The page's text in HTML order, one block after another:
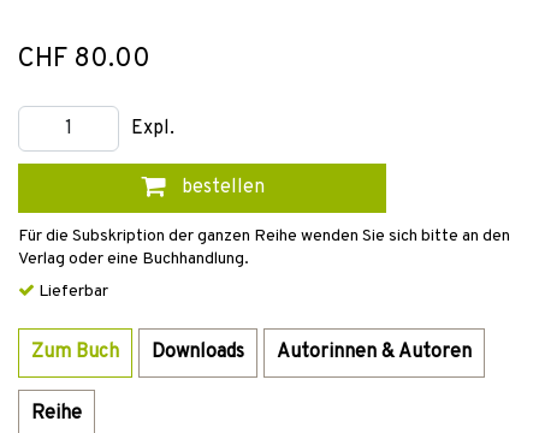
CHF 80.00
Expl.
bestellen
Für die Subskription der ganzen Reihe wenden Sie sich bitte an den
Verlag oder eine Buchhandlung.
Lieferbar
Zum Buch Downloads Autorinnen & Autoren
Reihe